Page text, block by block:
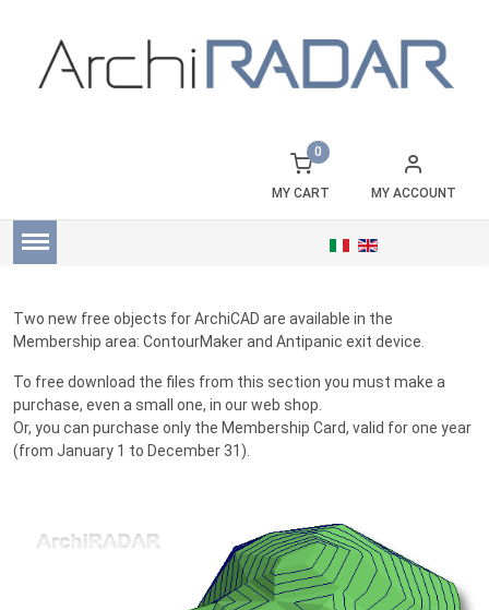
MY ACCOUNT
MY CART
0
Two new free objects for ArchiCAD are available in the
Membership area: ContourMaker and Antipanic exit device.
To free download the files from this section you must make a
purchase, even a small one, in our web shop.
Or, you can purchase only the Membership Card, valid for one year
(from January 1 to December 31).